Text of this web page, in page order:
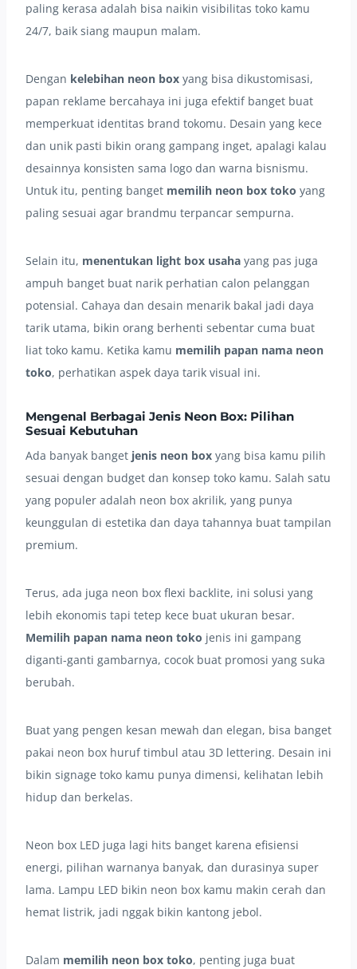
paling kerasa adalah bisa naikin visibilitas toko kamu
24/7, baik siang maupun malam.
Dengan kelebihan neon box yang bisa dikustomisasi,
papan reklame bercahaya ini juga efektif banget buat
memperkuat identitas brand tokomu. Desain yang kece
dan unik pasti bikin orang gampang inget, apalagi kalau
desainnya konsisten sama logo dan warna bisnismu.
Untuk itu, penting banget memilih neon box toko yang
paling sesuai agar brandmu terpancar sempurna.
Selain itu, menentukan light box usaha yang pas juga
ampuh banget buat narik perhatian calon pelanggan
potensial. Cahaya dan desain menarik bakal jadi daya
tarik utama, bikin orang berhenti sebentar cuma buat
liat toko kamu. Ketika kamu memilih papan nama neon
toko, perhatikan aspek daya tarik visual ini.
Mengenal Berbagai Jenis Neon Box: Pilihan
Sesuai Kebutuhan
Ada banyak banget jenis neon box yang bisa kamu pilih
sesuai dengan budget dan konsep toko kamu. Salah satu
yang populer adalah neon box akrilik, yang punya
keunggulan di estetika dan daya tahannya buat tampilan
premium.
Terus, ada juga neon box flexi backlite, ini solusi yang
lebih ekonomis tapi tetep kece buat ukuran besar.
Memilih papan nama neon toko jenis ini gampang
diganti-ganti gambarnya, cocok buat promosi yang suka
berubah.
Buat yang pengen kesan mewah dan elegan, bisa banget
pakai neon box huruf timbul atau 3D lettering. Desain ini
bikin signage toko kamu punya dimensi, kelihatan lebih
hidup dan berkelas.
Neon box LED juga lagi hits banget karena efisiensi
energi, pilihan warnanya banyak, dan durasinya super
lama. Lampu LED bikin neon box kamu makin cerah dan
hemat listrik, jadi nggak bikin kantong jebol.
Dalam memilih neon box toko, penting juga buat